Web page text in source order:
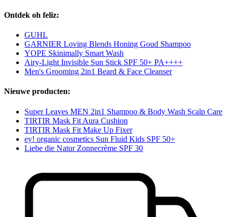
Ontdek oh feliz:
GUHL
GARNIER Loving Blends Honing Goud Shampoo
YOPE Skinimally Smart Wash
Airy-Light Invisible Sun Stick SPF 50+ PA++++
Men's Grooming 2in1 Beard & Face Cleanser
Nieuwe producten:
Super Leaves MEN 2in1 Shampoo & Body Wash Scalp Care
TIRTIR Mask Fit Aura Cushion
TIRTIR Mask Fit Make Up Fixer
ey! organic cosmetics Sun Fluid Kids SPF 50+
Liebe die Natur Zonnecrème SPF 30